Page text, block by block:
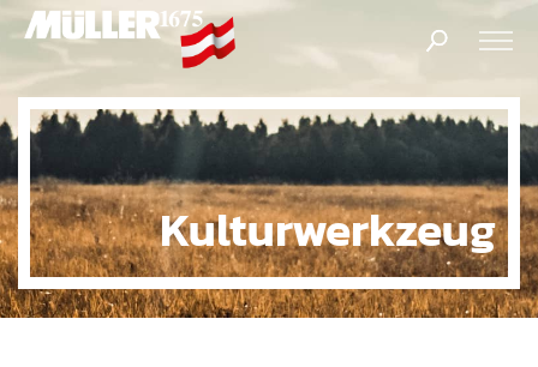
Products
search
Kulturwerkzeug